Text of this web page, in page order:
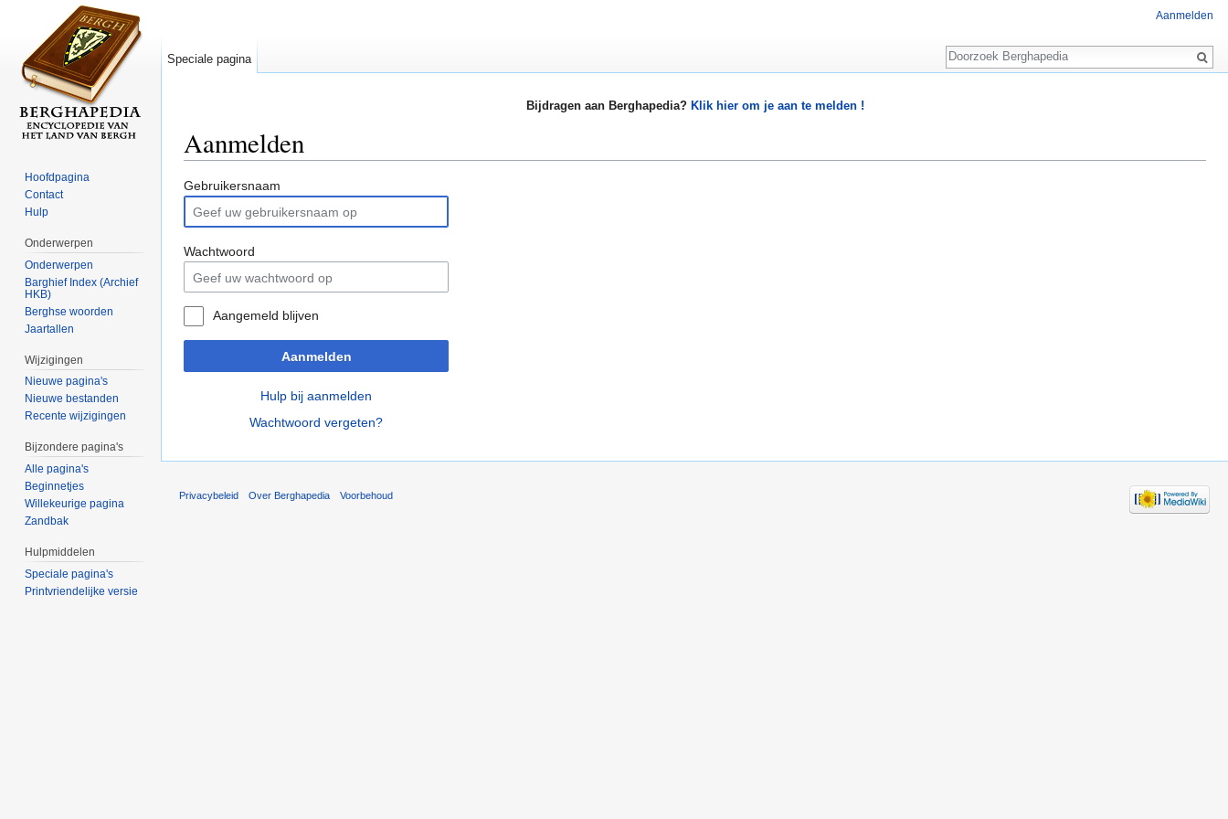
Bijdragen aan Berghapedia? Klik hier om je aan te melden !
Aanmelden
Gebruikersnaam
Wachtwoord
Aangemeld blijven
Aanmelden
Hulp bij aanmelden
Wachtwoord vergeten?
Aanmelden
Speciale pagina
Zoeken
Hoofdpagina
Contact
Hulp
Onderwerpen
Onderwerpen
Barghief Index (Archief
HKB)
Berghse woorden
Jaartallen
Wijzigingen
Nieuwe pagina's
Nieuwe bestanden
Recente wijzigingen
Bijzondere pagina's
Alle pagina's
Beginnetjes
Willekeurige pagina
Zandbak
Hulpmiddelen
Speciale pagina's
Printvriendelijke versie
Privacybeleid Over Berghapedia Voorbehoud